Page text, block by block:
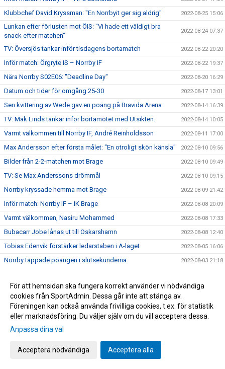
Klubbchef David Kryssman: "En Norrbyit ger sig aldrig" 2022-08-25 15:06
Lunkan efter förlusten mot ÖIS: "Vi hade ett väldigt bra
snack efter matchen"
2022-08-24 07:37
TV: Översjös tankar inför tisdagens bortamatch 2022-08-22 20:20
Inför match: Örgryte IS – Norrby IF 2022-08-22 19:37
Nära Norrby S02E06: "Deadline Day" 2022-08-20 16:29
Datum och tider för omgång 25-30 2022-08-17 13:01
Sen kvittering av Wede gav en poäng på Bravida Arena 2022-08-14 16:39
TV: Mak Linds tankar inför bortamötet med Utsikten. 2022-08-14 10:05
Varmt välkommen till Norrby IF, André Reinholdsson 2022-08-11 17:00
Max Andersson efter första målet: "En otroligt skön känsla" 2022-08-10 09:56
Bilder från 2-2-matchen mot Brage 2022-08-10 09:49
TV: Se Max Anderssons drömmål 2022-08-10 09:15
Norrby kryssade hemma mot Brage 2022-08-09 21:42
Inför match: Norrby IF – IK Brage 2022-08-08 20:09
Varmt välkommen, Nasiru Mohammed 2022-08-08 17:33
Bubacarr Jobe lånas ut till Oskarshamn 2022-08-08 12:40
Tobias Edenvik förstärker ledarstaben i A-laget 2022-08-05 16:06
Norrby tappade poängen i slutsekunderna 2022-08-03 21:18
Bilder från lördagens match Trelleborg 2022-07-31 11:42
Stor dramatik när Norrby föll - gästerna avgjorde på övertid 2022-07-30 16:04
Inför match: Norrby IF – Trelleborgs FF 2022-07-29 18:56
Tung eftermiddag på Grimsta
Inför match: IF Brommapojkarna – Norrby IF
Christian Rubio Sivodedov och Norrby IF går skilda vägar
För att hemsidan ska fungera korrekt använder vi nödvändiga
cookies från SportAdmin. Dessa går inte att stänga av.
Föreningen kan också använda frivilliga cookies, t.ex. för statistik
eller marknadsföring. Du väljer själv om du vill acceptera dessa.
Anpassa dina val
Acceptera nödvändiga Acceptera alla